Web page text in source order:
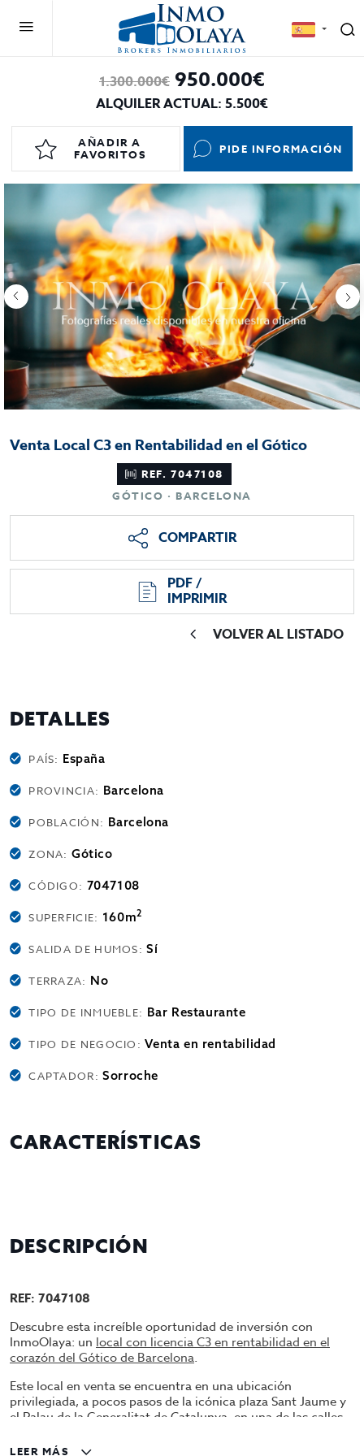
1.300.000€ 950.000€
ALQUILER ACTUAL: 5.500€
AÑADIR A
FAVORITOS
PIDE INFORMACIÓN
Venta Local C3 en Rentabilidad en el Gótico
REF. 7047108
GÓTICO · BARCELONA
COMPARTIR
PDF /
IMPRIMIR
VOLVER AL LISTADO
DETALLES
PAÍS: España
PROVINCIA: Barcelona
POBLACIÓN: Barcelona
ZONA:Gótico
CÓDIGO: 7047108
SUPERFICIE: 160m2
SALIDA DE HUMOS:Sí
TERRAZA: No
TIPO DE INMUEBLE: Bar Restaurante
TIPO DE NEGOCIO:Venta en rentabilidad
CAPTADOR:Sorroche
CARACTERÍSTICAS
DESCRIPCIÓN
REF: 7047108
Descubre esta increíble oportunidad de inversión con
InmoOlaya: un local con licencia C3 en rentabilidad en el
corazón del Gótico de Barcelona.
Este local en venta se encuentra en una ubicación
privilegiada, a pocos pasos de la icónica plaza Sant Jaume y
el Palau de la Generalitat de Catalunya, en una de las calles
transeúntes y turistas, este local es una verdadera joya para
LEER MÁS